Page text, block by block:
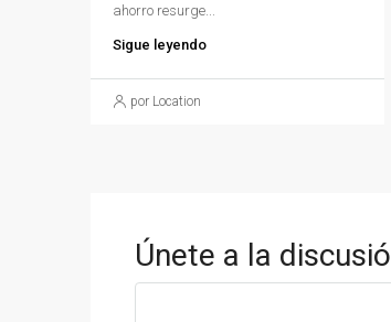
ahorro resurge...
Sigue leyendo
por Location
Únete a la